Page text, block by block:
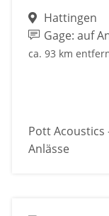
Hattingen
Gage: auf
ca. 93 km
Pott Acoustics
Anlässe